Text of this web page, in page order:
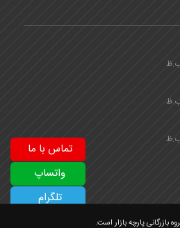
تماس با ما
واتساپ
تلگرام
پارچه بازار است.